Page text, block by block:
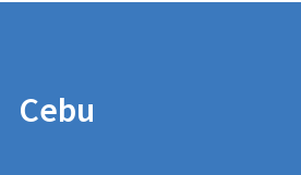
Cebu